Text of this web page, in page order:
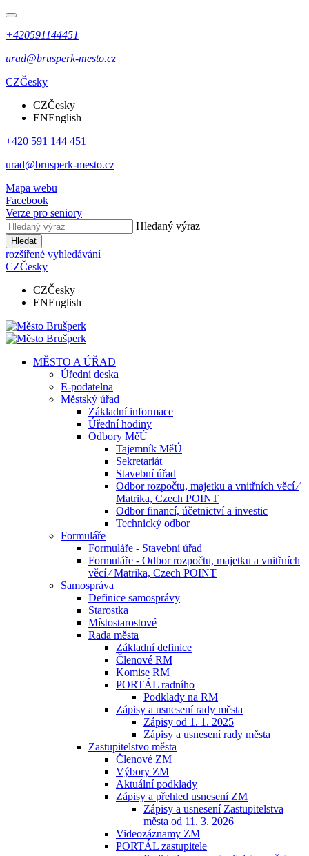
+420591144451
urad@brusperk-mesto.cz
CZČesky
CZČesky
ENEnglish
+420 591 144 451
urad@brusperk-mesto.cz
Mapa webu
Facebook
Verze pro seniory
Hledaný výraz
Hledat
rozšířené vyhledávání
CZČesky
CZČesky
ENEnglish
MĚSTO A ÚŘAD
Úřední deska
E-podatelna
Městský úřad
Základní informace
Úřední hodiny
Odbory MěÚ
Tajemník MěÚ
Sekretariát
Stavební úřad
Odbor rozpočtu, majetku a vnitřních věcí ⁄
Matrika, Czech POINT
Odbor financí, účetnictví a investic
Technický odbor
Formuláře
Formuláře - Stavební úřad
Formuláře - Odbor rozpočtu, majetku a vnitřních
věcí ⁄ Matrika, Czech POINT
Samospráva
Definice samosprávy
Starostka
Místostarostové
Rada města
Základní definice
Členové RM
Komise RM
PORTÁL radního
Podklady na RM
Zápisy a usnesení rady města
Zápisy od 1. 1. 2025
Zápisy a usnesení rady města
Zastupitelstvo města
Členové ZM
Výbory ZM
Aktuální podklady
Zápisy a přehled usnesení ZM
Zápisy a usnesení Zastupitelstva
města od 11. 3. 2026
Videozáznamy ZM
PORTÁL zastupitele